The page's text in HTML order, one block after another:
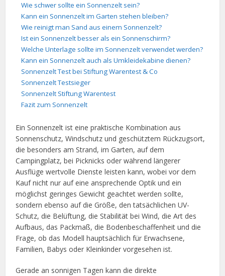
Wie schwer sollte ein Sonnenzelt sein?
Kann ein Sonnenzelt im Garten stehen bleiben?
Wie reinigt man Sand aus einem Sonnenzelt?
Ist ein Sonnenzelt besser als ein Sonnenschirm?
Welche Unterlage sollte im Sonnenzelt verwendet werden?
Kann ein Sonnenzelt auch als Umkleidekabine dienen?
Sonnenzelt Test bei Stiftung Warentest & Co
Sonnenzelt Testsieger
Sonnenzelt Stiftung Warentest
Fazit zum Sonnenzelt
Ein Sonnenzelt ist eine praktische Kombination aus
Sonnenschutz, Windschutz und geschütztem Rückzugsort,
die besonders am Strand, im Garten, auf dem
Campingplatz, bei Picknicks oder während längerer
Ausflüge wertvolle Dienste leisten kann, wobei vor dem
Kauf nicht nur auf eine ansprechende Optik und ein
möglichst geringes Gewicht geachtet werden sollte,
sondern ebenso auf die Größe, den tatsächlichen UV-
Schutz, die Belüftung, die Stabilität bei Wind, die Art des
Aufbaus, das Packmaß, die Bodenbeschaffenheit und die
Frage, ob das Modell hauptsächlich für Erwachsene,
Familien, Babys oder Kleinkinder vorgesehen ist.
Gerade an sonnigen Tagen kann die direkte